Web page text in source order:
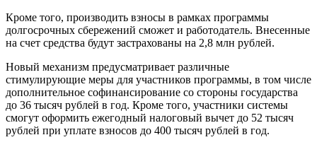
Кроме того, производить взносы в рамках программы
долгосрочных сбережений сможет и работодатель. Внесенные
на счет средства будут застрахованы на 2,8 млн рублей.
Новый механизм предусматривает различные
стимулирующие меры для участников программы, в том числе
дополнительное софинансирование со стороны государства
до 36 тысяч рублей в год. Кроме того, участники системы
смогут оформить ежегодный налоговый вычет до 52 тысяч
рублей при уплате взносов до 400 тысяч рублей в год.